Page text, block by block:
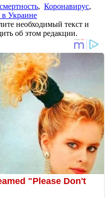
смертность, Коронавирус,
в Украине
необходимый текст и
об этом редакции.